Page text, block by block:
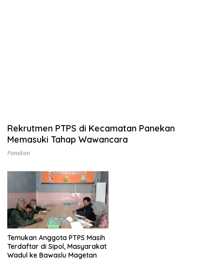
Rekrutmen PTPS di Kecamatan Panekan
Memasuki Tahap Wawancara
Panekan
Temukan Anggota PTPS Masih
Terdaftar di Sipol, Masyarakat
Wadul ke Bawaslu Magetan